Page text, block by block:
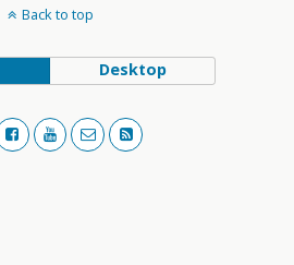
Back to top
Desktop